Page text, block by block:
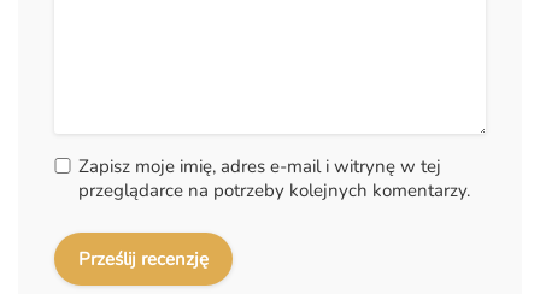
Zapisz moje imię, adres e-mail i witrynę w tej
przeglądarce na potrzeby kolejnych komentarzy.